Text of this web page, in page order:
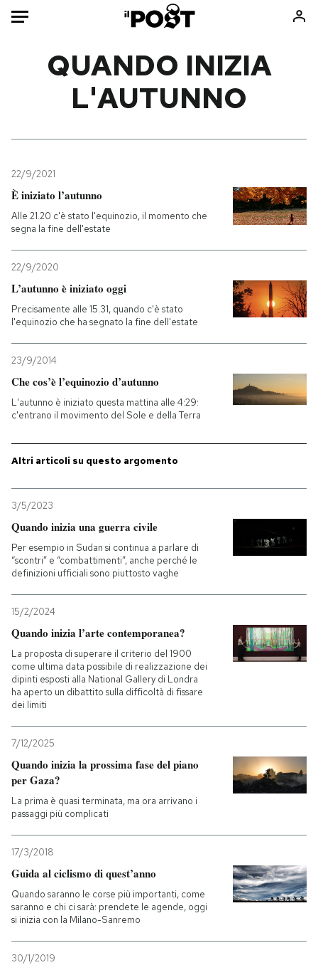
Mondo
Tecnologia
Internet
Scienza
Economia
Sport
Libri
Ok Boomer!
Media
Mondiali calcio 2026
PODCAST
I MIEI PREFERITI
SHOP
CALENDARIO
AREA PERSONALE
Entra
QUANDO INIZIA
L'AUTUNNO
22/9/2021
È iniziato l’autunno
Alle 21.20 c'è stato l'equinozio, il momento che
segna la fine dell'estate
22/9/2020
L’autunno è iniziato oggi
Precisamente alle 15.31, quando c'è stato
l'equinozio che ha segnato la fine dell'estate
23/9/2014
Che cos’è l’equinozio d’autunno
L'autunno è iniziato questa mattina alle 4:29:
c'entrano il movimento del Sole e della Terra
Altri articoli su questo argomento
3/5/2023
Quando inizia una guerra civile
Per esempio in Sudan si continua a parlare di
“scontri” e “combattimenti”, anche perché le
definizioni ufficiali sono piuttosto vaghe
15/2/2024
Quando inizia l’arte contemporanea?
La proposta di superare il criterio del 1900
come ultima data possibile di realizzazione dei
dipinti esposti alla National Gallery di Londra
ha aperto un dibattito sulla difficoltà di fissare
dei limiti
7/12/2025
Quando inizia la prossima fase del piano
per Gaza?
La prima è quasi terminata, ma ora arrivano i
passaggi più complicati
17/3/2018
Guida al ciclismo di quest’anno
Quando saranno le corse più importanti, come
saranno e chi ci sarà: prendete le agende, oggi
si inizia con la Milano-Sanremo
30/1/2019